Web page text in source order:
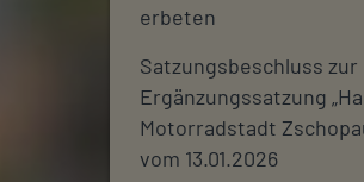
erbeten
Satzungsbeschluss zur
Ergänzungssatzung
Motorradstadt
vom 13.01.2026